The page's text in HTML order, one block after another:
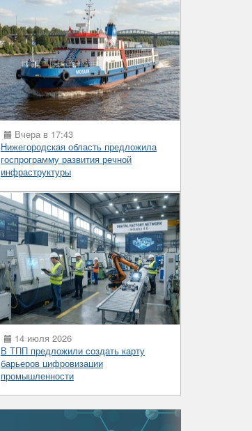
Вчера в 17:43
Нижегородская область предложила
госпрограмму развития речной
инфраструктуры
14 июля 2026
В ТПП предложили создать карту
барьеров цифровизации
промышленности